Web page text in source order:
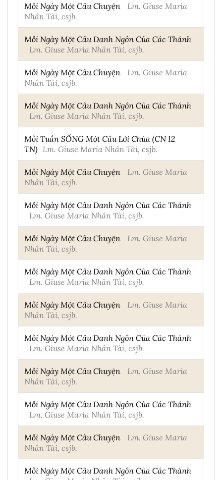
Mỗi Ngày Một Câu Chuyện
Lm. Giuse Maria
Nhân Tài, csjb.
Mỗi Ngày Một Câu Danh Ngôn Của Các Thánh
Lm. Giuse Maria Nhân Tài, csjb.
Mỗi Ngày Một Câu Chuyện
Lm. Giuse Maria
Nhân Tài, csjb.
Mỗi Ngày Một Câu Danh Ngôn Của Các Thánh
Lm. Giuse Maria Nhân Tài, csjb.
Mỗi Tuần SỐNG Một Câu Lời Chúa (CN 12
TN) Lm. Giuse Maria Nhân Tài, csjb.
Mỗi Ngày Một Câu Chuyện
Lm. Giuse Maria
Nhân Tài, csjb.
Mỗi Ngày Một Câu Danh Ngôn Của Các Thánh
Lm. Giuse Maria Nhân Tài, csjb.
Mỗi Ngày Một Câu Chuyện
Lm. Giuse Maria
Nhân Tài, csjb.
Mỗi Ngày Một Câu Danh Ngôn Của Các Thánh
Lm. Giuse Maria Nhân Tài, csjb.
Mỗi Ngày Một Câu Chuyện
Lm. Giuse Maria
Nhân Tài, csjb.
Mỗi Ngày Một Câu Danh Ngôn Của Các Thánh
Lm. Giuse Maria Nhân Tài, csjb.
Mỗi Ngày Một Câu Chuyện
Lm. Giuse Maria
Nhân Tài, csjb.
Mỗi Ngày Một Câu Danh Ngôn Của Các Thánh
Lm. Giuse Maria Nhân Tài, csjb.
Mỗi Ngày Một Câu Chuyện
Lm. Giuse Maria
Nhân Tài, csjb.
Mỗi Ngày Một Câu Danh Ngôn Của Các Thánh